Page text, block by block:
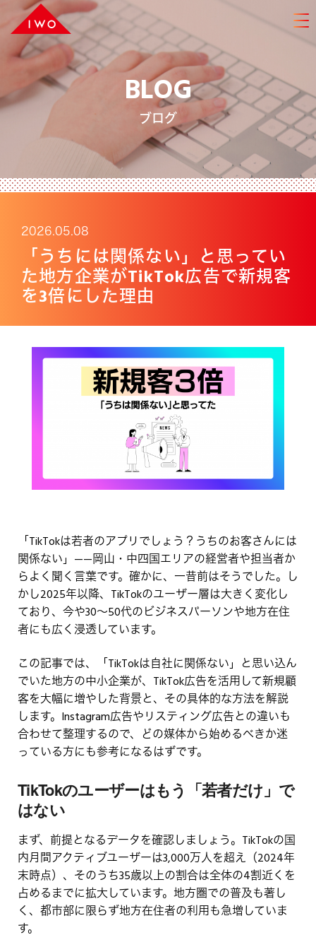
BLOG
ブログ
2026.05.08
「うちには関係ない」と思ってい
た地方企業がTikTok広告で新規客
を3倍にした理由
「TikTokは若者のアプリでしょう？うちのお客さんには
関係ない」——岡山・中四国エリアの経営者や担当者か
らよく聞く言葉です。確かに、一昔前はそうでした。し
かし2025年以降、TikTokのユーザー層は大きく変化し
ており、今や30〜50代のビジネスパーソンや地方在住
者にも広く浸透しています。
この記事では、「TikTokは自社に関係ない」と思い込ん
でいた地方の中小企業が、TikTok広告を活用して新規顧
客を大幅に増やした背景と、その具体的な方法を解説
します。Instagram広告やリスティング広告との違いも
合わせて整理するので、どの媒体から始めるべきか迷
っている方にも参考になるはずです。
TikTokのユーザーはもう「若者だけ」で
はない
まず、前提となるデータを確認しましょう。TikTokの国
内月間アクティブユーザーは3,000万人を超え（2024年
末時点）、そのうち35歳以上の割合は全体の4割近くを
占めるまでに拡大しています。地方圏での普及も著し
く、都市部に限らず地方在住者の利用も急増していま
す。